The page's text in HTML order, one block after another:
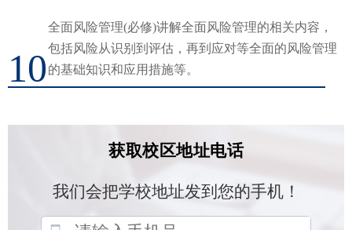
10
全面风险管理(必修)讲解全面风险管理的相关内容，
包括风险从识别到评估，再到应对等全面的风险管理
的基础知识和应用措施等。